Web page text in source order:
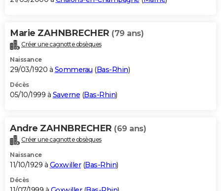
Marie ZAHNBRECHER (79 ans)
Créer une cagnotte obsèques
Naissance
29/03/1920 à Sommerau (Bas-Rhin)
Décès
05/10/1999 à Saverne (Bas-Rhin)
Andre ZAHNBRECHER (69 ans)
Créer une cagnotte obsèques
Naissance
11/10/1929 à Goxwiller(Bas-Rhin)
Décès